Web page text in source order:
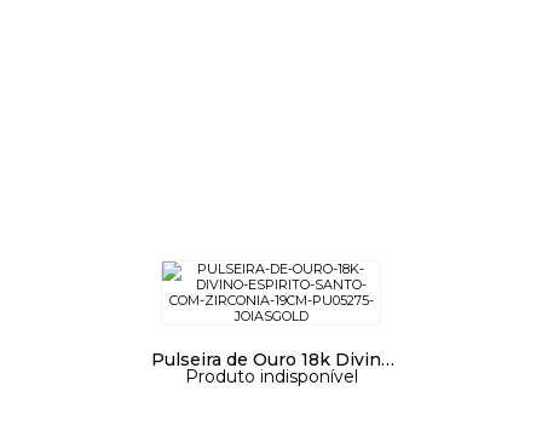
Pulseira de Ouro 18k Divino
Espirito Santo com Zircônia
Produto indisponível